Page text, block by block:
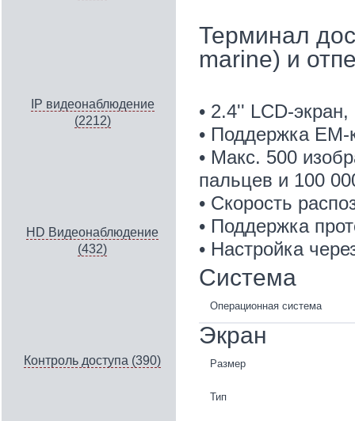
IP видеонаблюдение
(2212)
HD Видеонаблюдение
(432)
Контроль доступа (390)
Терминал
marine) и
• 2.4'' LCD-
• Поддержка EM-
• Макс. 500
пальцев и 100
• Скорость
• Поддержка
• Настройка
Система
Операционная система
Экран
Размер
Тип